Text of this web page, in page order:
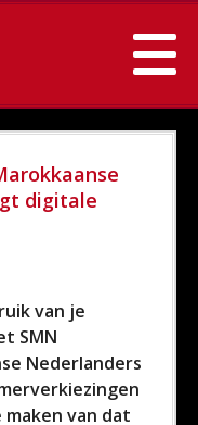
digitale
van je
SMN
Nederlanders
van dat